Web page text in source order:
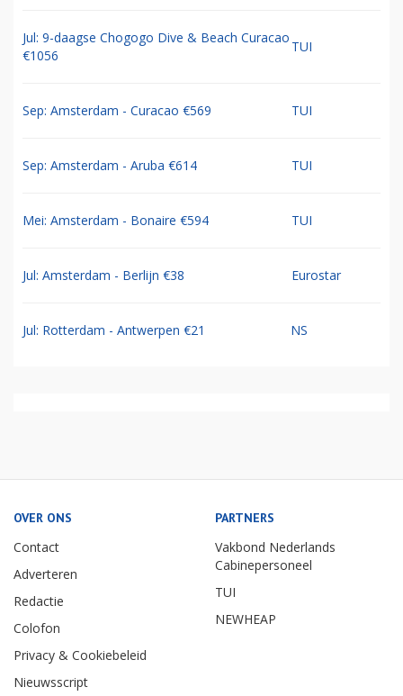
Jul: 9-daagse Chogogo Dive & Beach Curacao
€1056
TUI
Sep: Amsterdam - Curacao €569 TUI
Sep: Amsterdam - Aruba €614 TUI
Mei: Amsterdam - Bonaire €594 TUI
Jul: Amsterdam - Berlijn €38 Eurostar
Jul: Rotterdam - Antwerpen €21 NS
OVER ONS
Contact
Adverteren
Redactie
Colofon
Privacy & Cookiebeleid
Nieuwsscript
PARTNERS
Vakbond Nederlands
Cabinepersoneel
TUI
NEWHEAP